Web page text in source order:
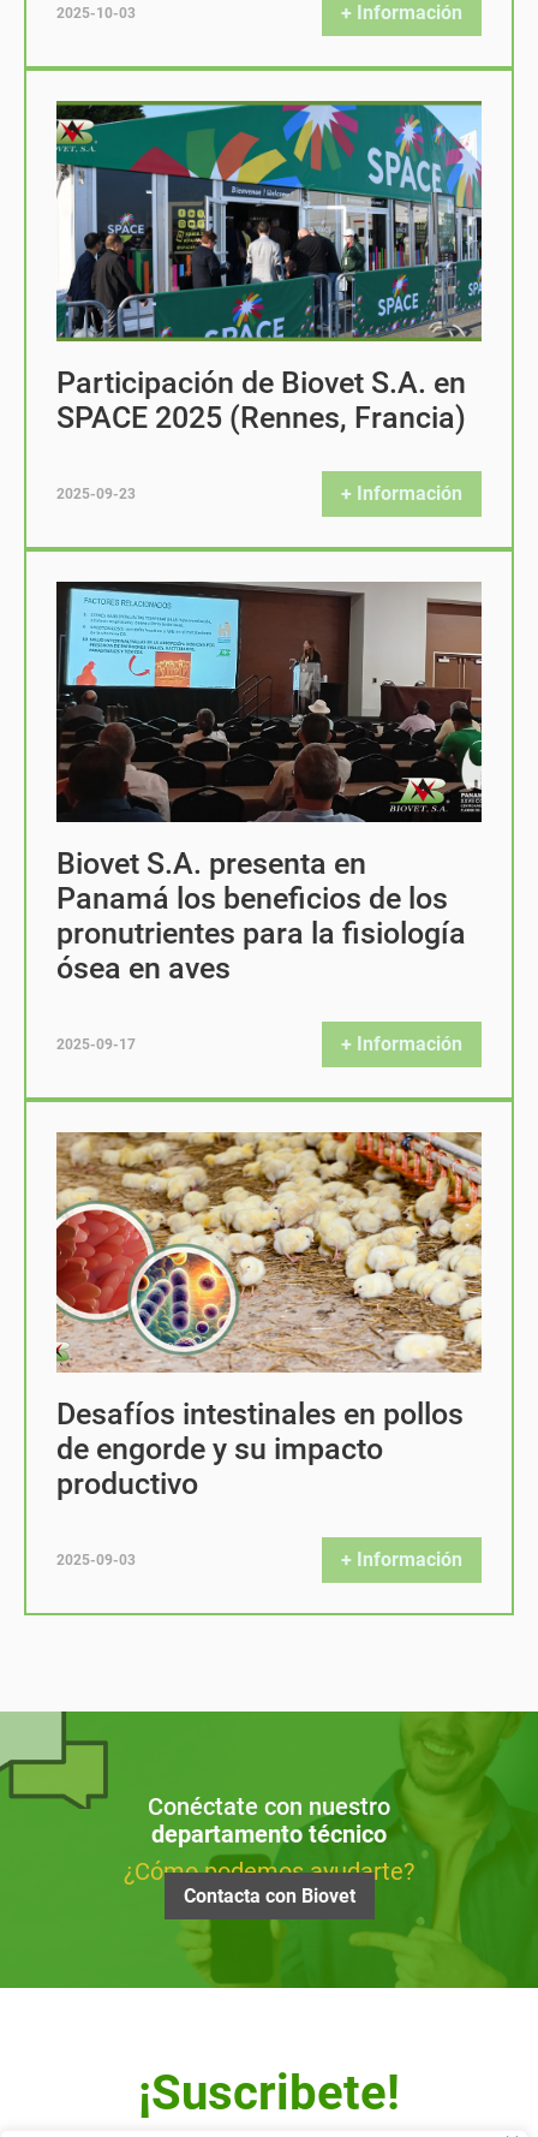
2025-10-03 + Información
Participación de Biovet S.A. en
SPACE 2025 (Rennes, Francia)
2025-09-23 + Información
Biovet S.A. presenta en
Panamá los beneficios de los
pronutrientes para la fisiología
ósea en aves
2025-09-17 + Información
Desafíos intestinales en pollos
de engorde y su impacto
productivo
2025-09-03 + Información
Conéctate con nuestro
departamento técnico
¿Cómo podemos ayudarte?
Contacta con Biovet
¡Suscribete!